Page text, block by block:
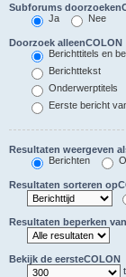
Subforums
Ja
Nee
Doorzoek alleenCOLON
Berichttitels en
Berichttekst
Onderwerptitels
Eerste bericht
Resultaten weergeven
Berichten
Resultaten sorteren
Resultaten beperken
Bekijk de eersteCOLON